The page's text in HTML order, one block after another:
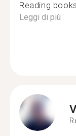
Reading
Leggi di più